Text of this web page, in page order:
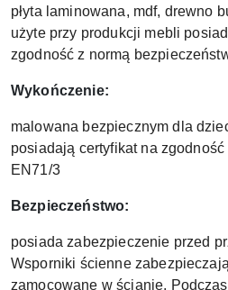
płyta laminowana, mdf, drewno
użyte przy produkcji mebli
zgodność z normą
Wykończenie:
malowana bezpiecznym dla
posiadają certyfikat na
EN71/3
Bezpieczeństwo:
posiada zabezpieczenie przed
Wsporniki ścienne
zamocowane w ścianie.